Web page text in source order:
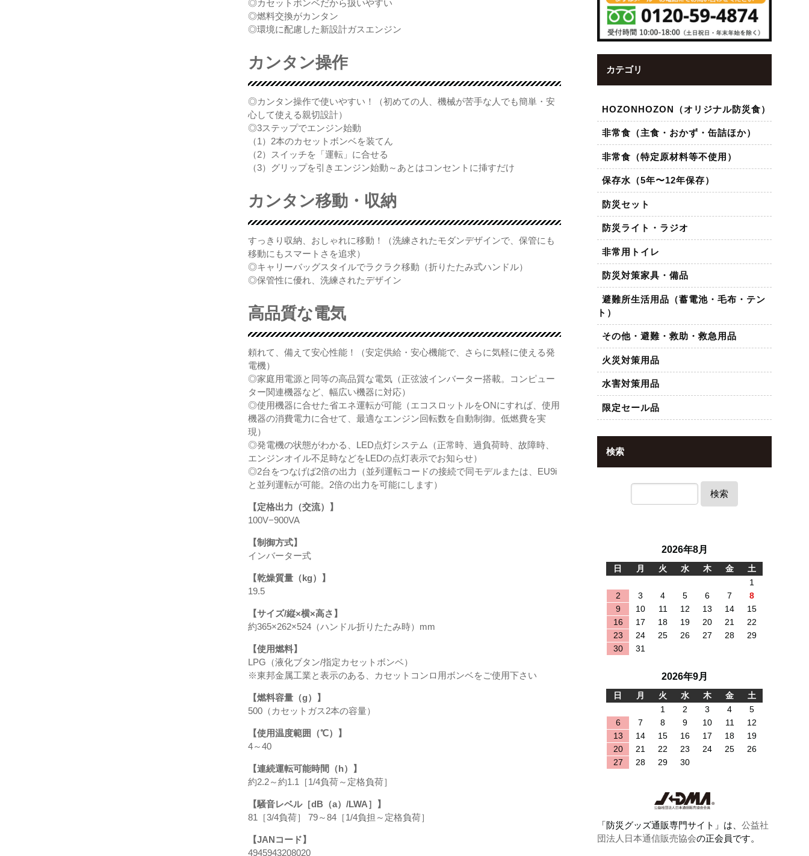
◎カセットボンベだから扱いやすい
◎燃料交換がカンタン
◎環境に配慮した新設計ガスエンジン
カンタン操作
◎カンタン操作で使いやすい！（初めての人、機械が苦手な人でも簡単・安
心して使える親切設計）
◎3ステップでエンジン始動
（1）2本のカセットボンベを装てん
（2）スイッチを「運転」に合せる
（3）グリップを引きエンジン始動～あとはコンセントに挿すだけ
カンタン移動・収納
すっきり収納、おしゃれに移動！（洗練されたモダンデザインで、保管にも
移動にもスマートさを追求）
◎キャリーバッグスタイルでラクラク移動（折りたたみ式ハンドル）
◎保管性に優れ、洗練されたデザイン
高品質な電気
頼れて、備えて安心性能！（安定供給・安心機能で、さらに気軽に使える発
電機）
◎家庭用電源と同等の高品質な電気（正弦波インバーター搭載。コンピュー
ター関連機器など、幅広い機器に対応）
◎使用機器に合せた省エネ運転が可能（エコスロットルをONにすれば、使用
機器の消費電力に合せて、最適なエンジン回転数を自動制御。低燃費を実
現）
◎発電機の状態がわかる、LED点灯システム（正常時、過負荷時、故障時、
エンジンオイル不足時などをLEDの点灯表示でお知らせ）
◎2台をつなげば2倍の出力（並列運転コードの接続で同モデルまたは、EU9i
と並列運転が可能。2倍の出力を可能にします）
【定格出力（交流）】
100V−900VA
【制御方式】
インバーター式
【乾燥質量（kg）】
19.5
【サイズ/縦×横×高さ】
約365×262×524（ハンドル折りたたみ時）mm
【使用燃料】
LPG（液化ブタン/指定カセットボンベ）
※東邦金属工業と表示のある、カセットコンロ用ボンベをご使用下さい
【燃料容量（g）】
500（カセットガス2本の容量）
【使用温度範囲（℃）】
4～40
【連続運転可能時間（h）】
約2.2～約1.1［1/4負荷～定格負荷］
【騒音レベル［dB（a）/LWA］】
81［3/4負荷］ 79～84［1/4負担～定格負荷］
【JANコード】
4945943208020
カテゴリ
HOZONHOZON（オリジナル防災食）
非常食（主食・おかず・缶詰ほか）
非常食（特定原材料等不使用）
保存水（5年〜12年保存）
防災セット
防災ライト・ラジオ
非常用トイレ
防災対策家具・備品
避難所生活用品（蓄電池・毛布・テン
ト）
その他・避難・救助・救急用品
火災対策用品
水害対策用品
限定セール品
検索
検索
2026年8月
日 月 火 水 木 金
土
1
2
3 4 5 6 7
8
9
10 11 12 13 14
15
16
17 18 19 20 21
22
23
24 25 26 27 28
29
30
31
2026年9月
日 月 火 水 木 金
土
1
2 3 4
5
6
7 8 9 10 11
12
13
14 15 16 17 18
19
20
21 22 23 24 25
26
27
28 29 30
「防災グッズ通販専門サイト」は、 公益社
団法人日本通信販売協会の正会員です。